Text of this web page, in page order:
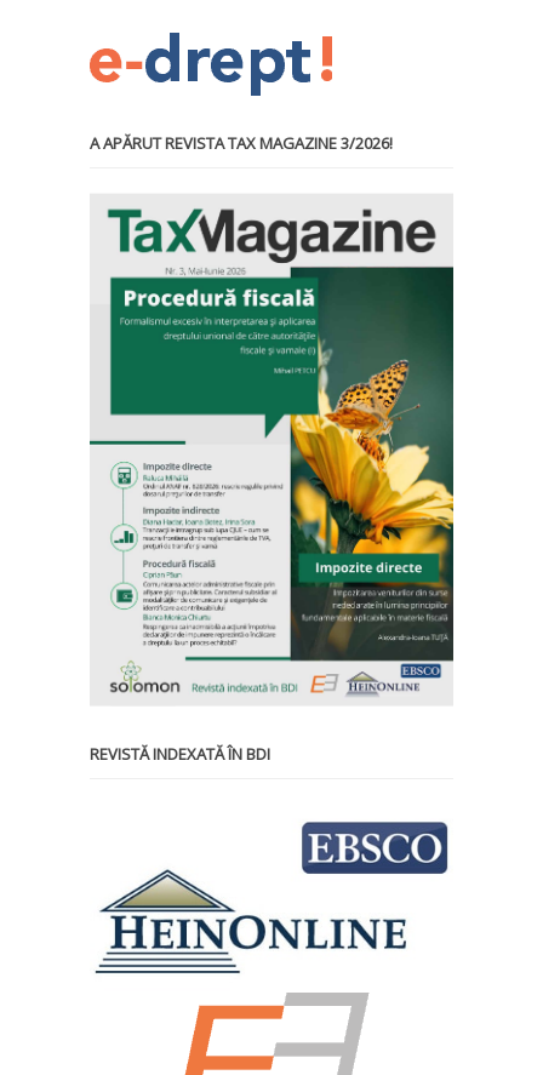
A APĂRUT REVISTA TAX MAGAZINE 3/2026!
REVISTĂ INDEXATĂ ÎN BDI